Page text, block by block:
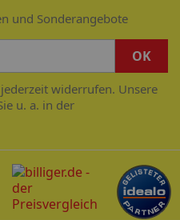
und Sonderangebote
widerrufen. Unsere
u. a. in der